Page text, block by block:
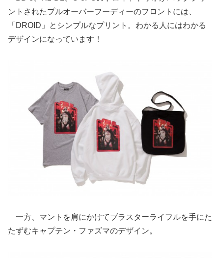
ントされたプルオーバーフーディーのフロントには、
「DROID」とシンプルなプリント。わかる人にはわかる
デザインになっています！
一方、マントを肩にかけてブラスターライフルを手にた
たずむキャプテン・ファズマのデザイン。